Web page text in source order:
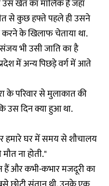
उस खेत का मालिक है जहां
से कुछ हफ्ते पहले ही उसने
के खिलाफ चेताया था.
संजय भी उसी जाति का है
में अन्य पिछड़े वर्ग में आते
के परिवार से मुलाकात की
उस दिन क्या हुआ था.
हमारे घर में समय से शौचालय
ना होती."
हैं और कभी-कभार मजदूरी का